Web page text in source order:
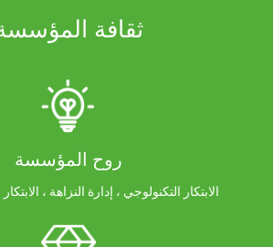
ثقافة
روح المؤسسة
الابتكار التكنولوجي ، إدارة النزاهة ،